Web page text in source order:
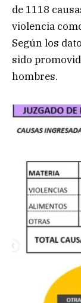
de 1118
violencia
Según los
sido
hombres.